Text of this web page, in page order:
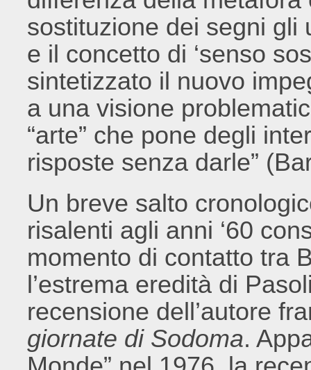
sostituzione dei segni gli
e il concetto di ‘senso
sintetizzato il nuovo
a una visione
“arte” che pone degli
risposte senza darle”
Un breve salto
risalenti agli anni ‘60
momento di contatto tra
l’estrema eredità di
recensione dell’autore
giornate di Sodoma.